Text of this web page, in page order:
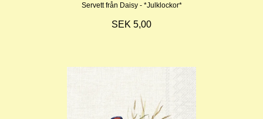
Servett från Daisy - *Julklockor*
SEK 5,00